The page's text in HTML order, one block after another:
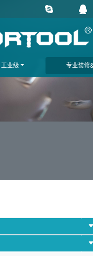
工业级 专业装修